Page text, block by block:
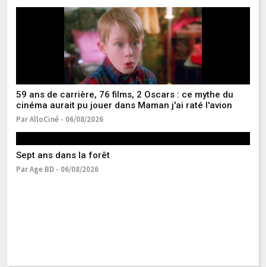
59 ans de carrière, 76 films, 2 Oscars : ce mythe du
cinéma aurait pu jouer dans Maman j'ai raté l'avion
Par AlloCiné - 06/08/2026
Sept ans dans la forêt
Par Age BD - 06/08/2026